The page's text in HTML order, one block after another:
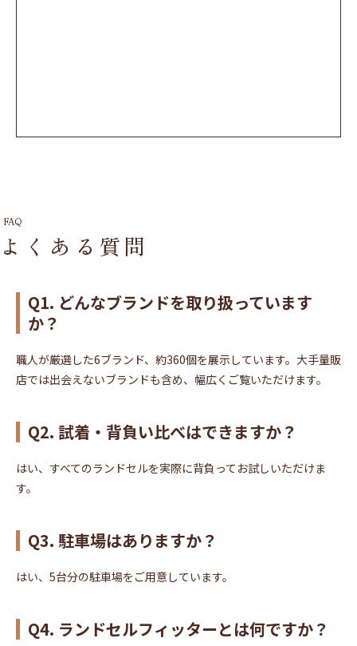
FAQ
よくある質問
Q1. どんなブランドを取り扱っています
か？
職人が厳選した6ブランド、約360個を展示しています。大手量販
店では出会えないブランドも含め、幅広くご覧いただけます。
Q2. 試着・背負い比べはできますか？
はい、すべてのランドセルを実際に背負ってお試しいただけま
す。
Q3. 駐車場はありますか？
はい、5台分の駐車場をご用意しています。
Q4. ランドセルフィッターとは何ですか？